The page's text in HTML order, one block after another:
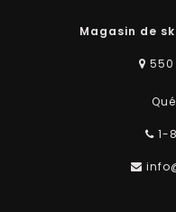
Magasin de
1-